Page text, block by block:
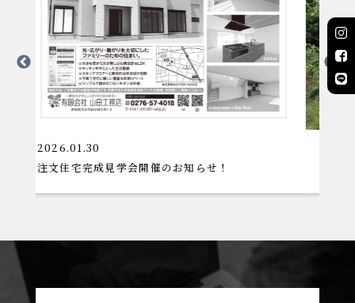
会開催のお知らせ！
デッキテラス設置工事